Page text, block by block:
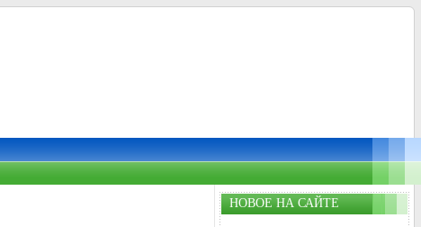
НОВОЕ НА САЙТЕ